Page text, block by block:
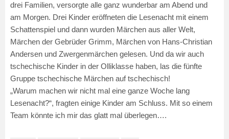
drei Familien, versorgte alle ganz wunderbar am Abend und
am Morgen. Drei Kinder eröffneten die Lesenacht mit einem
Schattenspiel und dann wurden Märchen aus aller Welt,
Märchen der Gebrüder Grimm, Märchen von Hans-Christian
Andersen und Zwergenmärchen gelesen. Und da wir auch
tschechische Kinder in der Olliklasse haben, las die fünfte
Gruppe tschechische Märchen auf tschechisch!
„Warum machen wir nicht mal eine ganze Woche lang
Lesenacht?“, fragten einige Kinder am Schluss. Mit so einem
Team könnte ich mir das glatt mal überlegen….